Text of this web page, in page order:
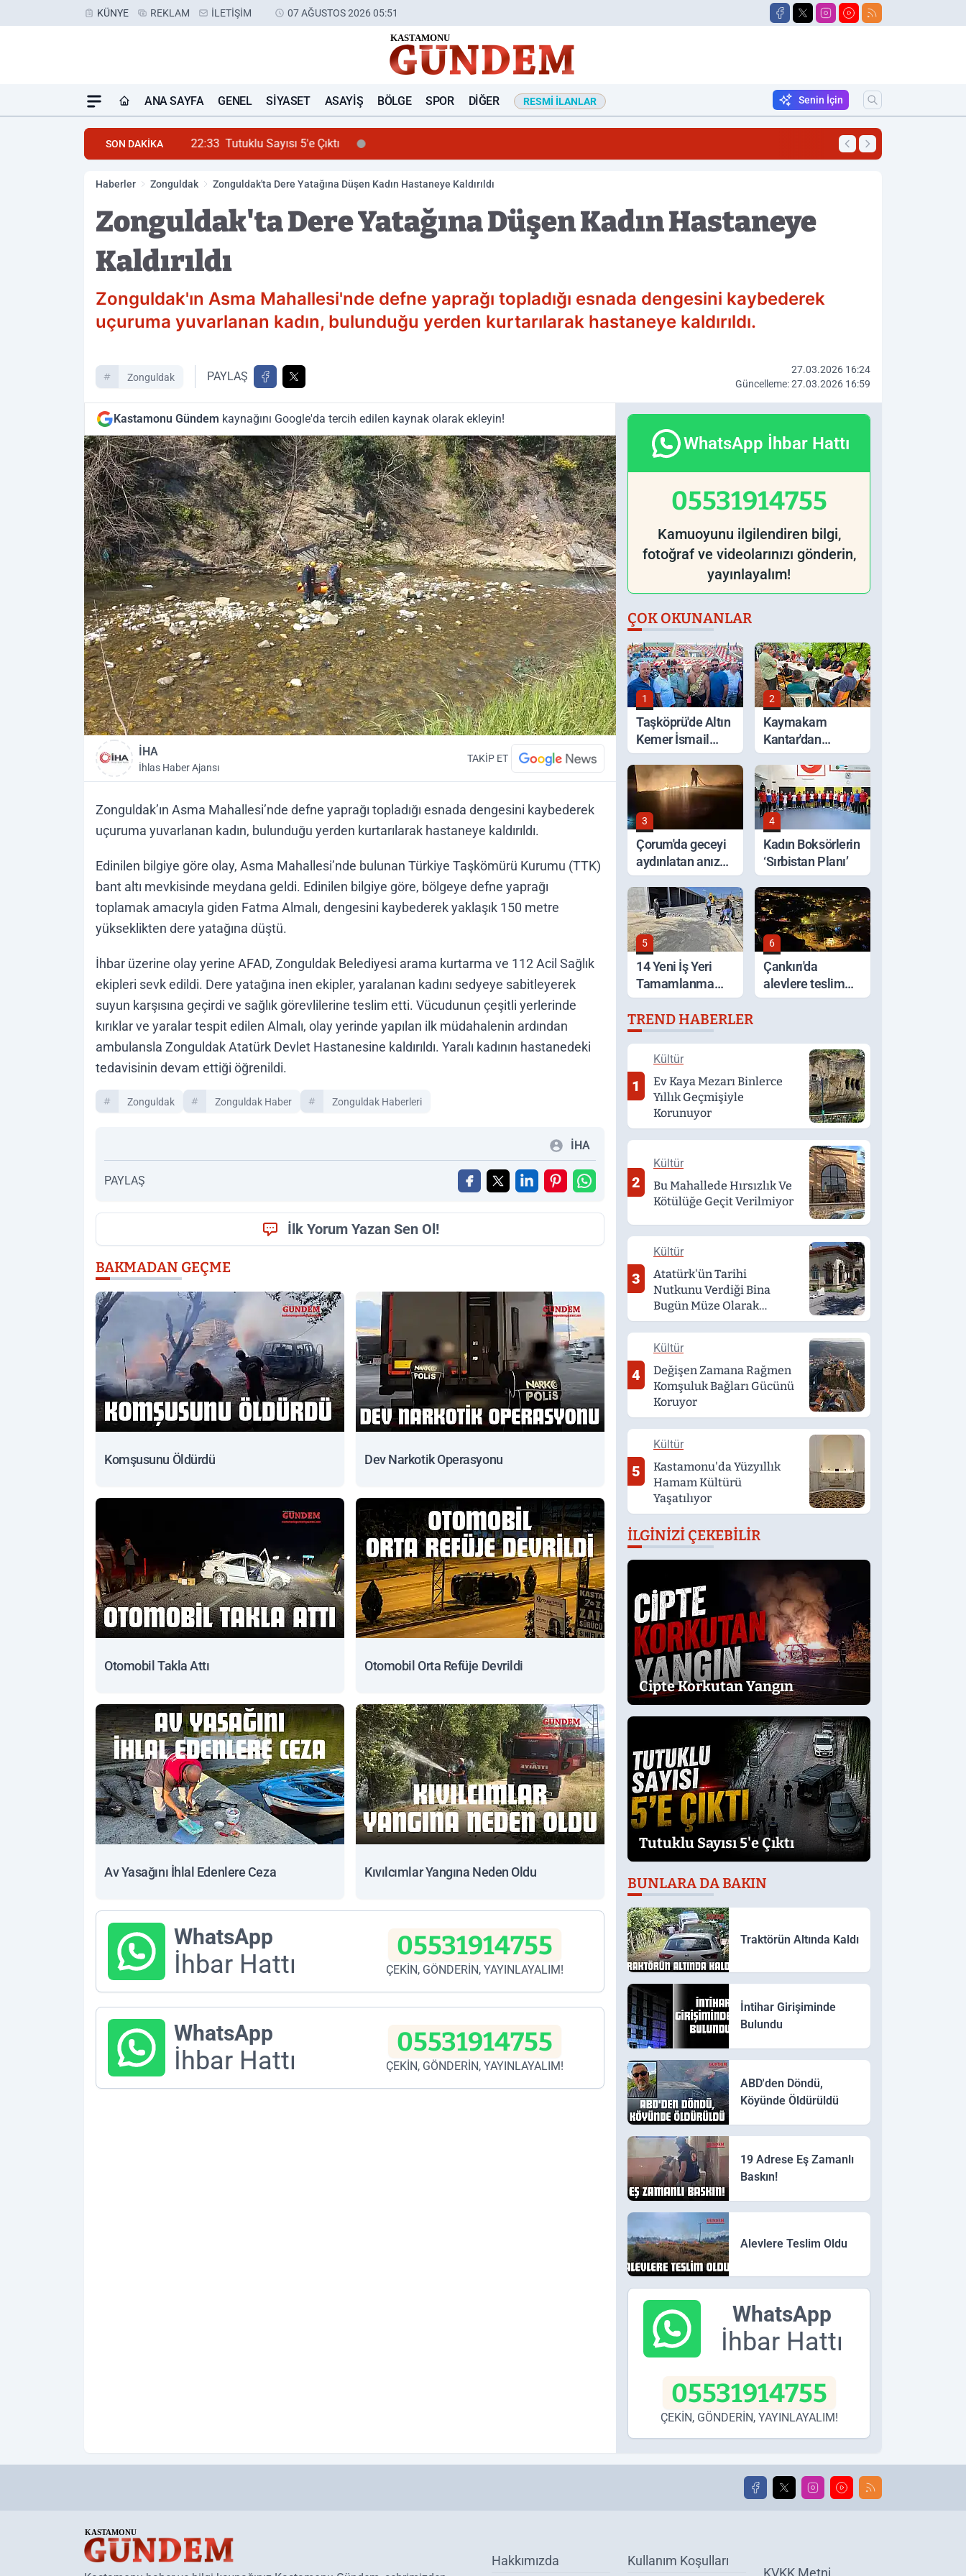
KÜNYE REKLAM İLETIŞIM 07 AĞUSTOS 2026 05:51
ANA SAYFA GENEL SIYASET ASAYIŞ BÖLGE SPOR DIĞER RESMI İLANLAR Senin İçin
SON DAKİKA 22:33 Tutuklu Sayısı 5'e Çıktı 18:06 Traktörün Altında
Haberler Zonguldak Zonguldak'ta Dere Yatağına Düşen Kadın Hastaneye Kaldırıldı
Zonguldak'ta Dere Yatağına Düşen Kadın Hastaneye
Kaldırıldı
Zonguldak'ın Asma Mahallesi'nde defne yaprağı topladığı esnada dengesini kaybederek
uçuruma yuvarlanan kadın, bulunduğu yerden kurtarılarak hastaneye kaldırıldı.
Zonguldak PAYLAŞ
27.03.2026 16:24
Güncelleme: 27.03.2026 16:59
Kastamonu Gündem kaynağını Google'da tercih edilen kaynak olarak ekleyin!
İHA
İhlas Haber Ajansı
TAKİP ET
Zonguldak’ın Asma Mahallesi’nde defne yaprağı topladığı esnada dengesini kaybederek
uçuruma yuvarlanan kadın, bulunduğu yerden kurtarılarak hastaneye kaldırıldı.
Edinilen bilgiye göre olay, Asma Mahallesi’nde bulunan Türkiye Taşkömürü Kurumu (TTK)
bant altı mevkisinde meydana geldi. Edinilen bilgiye göre, bölgeye defne yaprağı
toplamak amacıyla giden Fatma Almalı, dengesini kaybederek yaklaşık 150 metre
yükseklikten dere yatağına düştü.
İhbar üzerine olay yerine AFAD, Zonguldak Belediyesi arama kurtarma ve 112 Acil Sağlık
ekipleri sevk edildi. Dere yatağına inen ekipler, yaralanan kadını sedyeye sabitleyerek
suyun karşısına geçirdi ve sağlık görevlilerine teslim etti. Vücudunun çeşitli yerlerinde
kırıklar ve yaralar tespit edilen Almalı, olay yerinde yapılan ilk müdahalenin ardından
ambulansla Zonguldak Atatürk Devlet Hastanesine kaldırıldı. Yaralı kadının hastanedeki
tedavisinin devam ettiği öğrenildi.
Zonguldak Zonguldak Haber Zonguldak Haberleri
İHA
PAYLAŞ
İlk Yorum Yazan Sen Ol!
BAKMADAN GEÇME
Komşusunu Öldürdü Dev Narkotik Operasyonu
Otomobil Takla Attı Otomobil Orta Refüje Devrildi
Av Yasağını İhlal Edenlere Ceza Kıvılcımlar Yangına Neden Oldu
WhatsApp
İhbar Hattı
05531914755
ÇEKİN, GÖNDERİN, YAYINLAYALIM!
WhatsApp
İhbar Hattı
05531914755
ÇEKİN, GÖNDERİN, YAYINLAYALIM!
WhatsApp İhbar Hattı
05531914755
Kamuoyunu ilgilendiren bilgi,
fotoğraf ve videolarınızı gönderin,
yayınlayalım!
ÇOK OKUNANLAR
1
Taşköprü'de Altın
Kemer İsmail
Balaban'ın Oldu
2
Kaymakam
Kantar'dan
Selden Etkilenen
Bölgelerde
İnceleme
3
Çorum'da geceyi
aydınlatan anız
yangını korkuttu
4
Kadın Boksörlerin
‘Sırbistan Planı’
5
14 Yeni İş Yeri
Tamamlanma
Aşamasında
6
Çankırı'da
alevlere teslim
olan ev küle
TREND HABERLER
1
Kültür
Ev Kaya Mezarı Binlerce
Yıllık Geçmişiyle
Korunuyor
2
Kültür
Bu Mahallede Hırsızlık Ve
Kötülüğe Geçit Verilmiyor
3
Kültür
Atatürk'ün Tarihi
Nutkunu Verdiği Bina
Bugün Müze Olarak
Hizmet Veriyor
4
Kültür
Değişen Zamana Rağmen
Komşuluk Bağları Gücünü
Koruyor
5
Kültür
Kastamonu'da Yüzyıllık
Hamam Kültürü
Yaşatılıyor
İLGINIZI ÇEKEBILIR
Cipte Korkutan Yangın
Tutuklu Sayısı 5'e Çıktı
BUNLARA DA BAKIN
Traktörün Altında Kaldı
İntihar Girişiminde
Bulundu
ABD'den Döndü,
Köyünde Öldürüldü
19 Adrese Eş Zamanlı
Baskın!
Alevlere Teslim Oldu
WhatsApp
İhbar Hattı
05531914755
ÇEKİN, GÖNDERİN, YAYINLAYALIM!
Hakkımızda Kullanım Koşulları
KVKK Metni